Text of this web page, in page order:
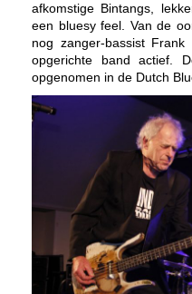
afkomstige Bintangs,
een bluesy feel. Van de
nog zanger-bassist
opgerichte band actief.
opgenomen in de Dutch